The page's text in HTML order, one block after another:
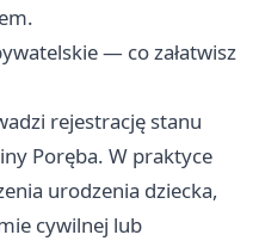
— co załatwisz
rejestrację stanu
Poręba. W praktyce
urodzenia dziecka,
cywilnej lub